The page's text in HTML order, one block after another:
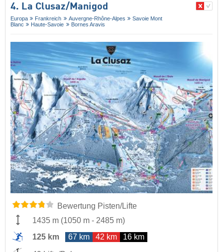
4. La Clusaz/​Manigod
Europa Frankreich Auvergne-Rhône-Alpes
Savoie Mont
Blanc
Haute-Savoie Bornes Aravis
Bewertung Pisten/Lifte
1435 m (1050 m - 2485 m)
125 km
67 km 42 km 16 km